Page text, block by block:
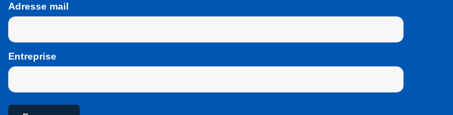
Adresse mail
Entreprise